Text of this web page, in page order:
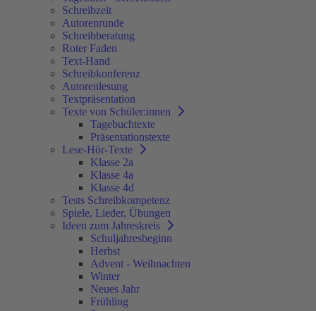
Schreibzeit
Autorenrunde
Schreibberatung
Roter Faden
Text-Hand
Schreibkonferenz
Autorenlesung
Textpräsentation
Texte von Schüler:innen
Tagebuchtexte
Präsentationstexte
Lese-Hör-Texte
Klasse 2a
Klasse 4a
Klasse 4d
Tests Schreibkompetenz
Spiele, Lieder, Übungen
Ideen zum Jahreskreis
Schuljahresbeginn
Herbst
Advent - Weihnachten
Winter
Neues Jahr
Frühling